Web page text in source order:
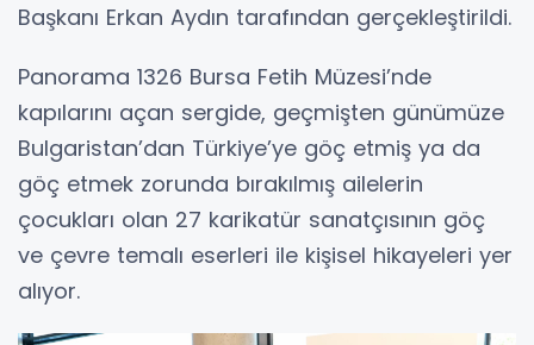
Başkanı Erkan Aydın tarafından gerçekleştirildi.
Panorama 1326 Bursa Fetih Müzesi’nde
kapılarını açan sergide, geçmişten günümüze
Bulgaristan’dan Türkiye’ye göç etmiş ya da
göç etmek zorunda bırakılmış ailelerin
çocukları olan 27 karikatür sanatçısının göç
ve çevre temalı eserleri ile kişisel hikayeleri yer
alıyor.